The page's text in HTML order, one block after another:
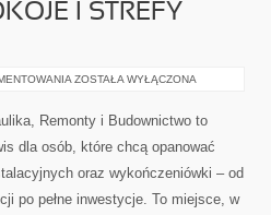
I STREFY
PRZESTRZEŃ
(POKOJE
I
ZABAWY)
ZOSTAŁA WYŁĄCZONA
Remonty i Budownictwo to
dla osób, które chcą opanować
oraz wykończeniówki – od
po pełne inwestycje. To miejsce, w